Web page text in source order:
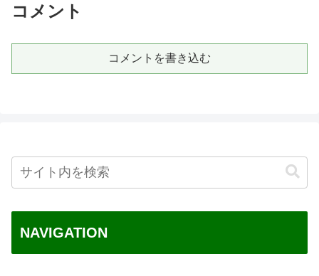
コメント
コメントを書き込む
NAVIGATION